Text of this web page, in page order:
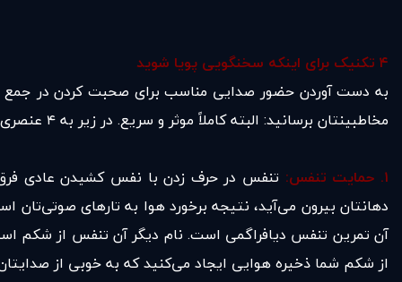
۴ تکنیک برای اینکه سخنگویی پویا شوید
به دست آوردن حضور صدایی مناسب برای صحبت کردن در جمع
مخاطبینتان برسانید: البته کاملاً موثر و سریع. در زیر به ۴ عنصری اشاره می‌کنیم که کمکتان می‌کند به سطح بالاتری از تاثیرگذاری صدا در کار دست یابید.
۱. حمایت تنفس:
تنفس در حرف زدن با نفس کشیدن عادی
دهانتان بیرون می‌آید، نتیجه برخورد هوا به تارهای
آن تمرین تنفس دیافراگمی است. نام دیگر آن تنفس از شکم
از شکم شما ذخیره هوایی ایجاد می‌کنید که به خوبی از